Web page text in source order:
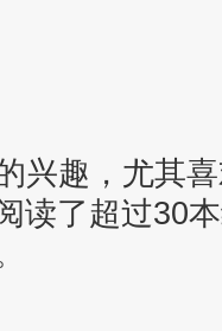
兴趣，尤其
读了超过30